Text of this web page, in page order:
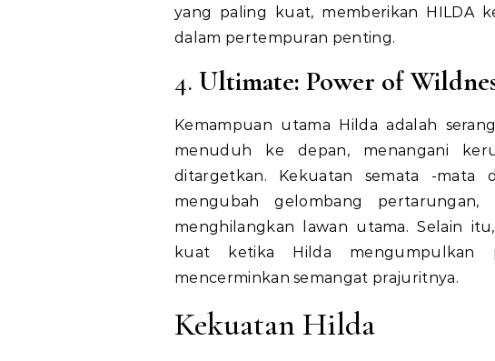
yang paling kuat, memberikan HILDA
dalam pertempuran penting.
4. Ultimate: Power of
Kemampuan utama Hilda adalah
menuduh ke depan, menangani
ditargetkan. Kekuatan semata -mata
mengubah gelombang
menghilangkan lawan utama. Selain
kuat ketika Hilda mengumpulkan
mencerminkan semangat prajuritnya.
Kekuatan Hilda